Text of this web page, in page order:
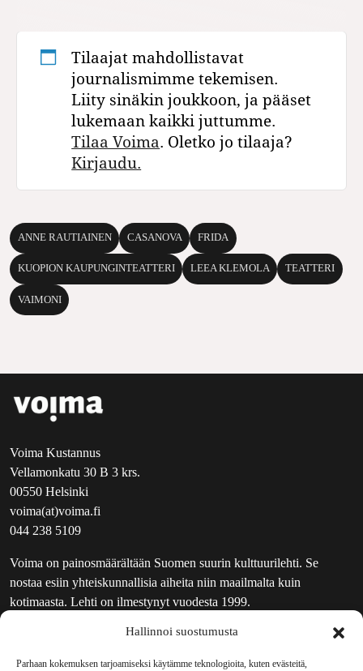
Hallinnoi suostumusta
Parhaan kokemuksen tarjoamiseksi käytämme teknologioita, kuten evästeitä,
Tilaajat mahdollistavat
journalismimme tekemisen.
Liity sinäkin joukkoon, ja pääset
lukemaan kaikki juttumme.
Tilaa Voima. Oletko jo tilaaja?
Kirjaudu.
ANNE RAUTIAINEN CASANOVA FRIDA
KUOPION KAUPUNGINTEATTERI LEEA KLEMOLA TEATTERI
VAIMONI
Voima Kustannus
Vellamonkatu 30 B 3 krs.
00550 Helsinki
voima(at)voima.fi
044 238 5109
Voima on painosmäärältään Suomen suurin kulttuurilehti. Se
nostaa esiin yhteiskunnallisia aiheita niin maailmalta kuin
kotimaasta. Lehti on ilmestynyt vuodesta 1999.
UUTISKIRJE